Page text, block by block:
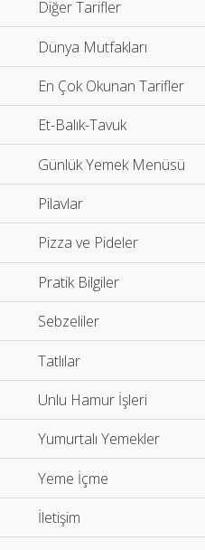
Diğer Tarifler
Dünya Mutfakları
En Çok Okunan Tarifler
Et-Balık-Tavuk
Günlük Yemek Menüsü
Pilavlar
Pizza ve Pideler
Pratik Bilgiler
Sebzeliler
Tatlılar
Unlu Hamur İşleri
Yumurtalı Yemekler
Yeme İçme
İletişim